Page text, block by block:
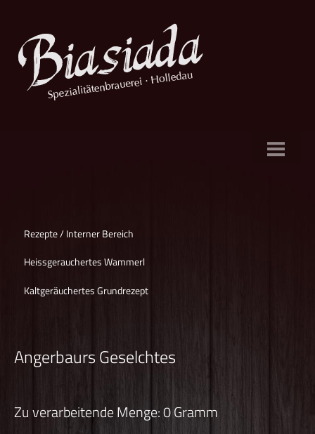
Biere
Brauerei
Rezepte / Interner Bereich
Heissgerauchertes Wammerl
Kaltgeräuchertes Grundrezept
Angerbaurs Geselchtes
Zu verarbeitende Menge: 0 Gramm